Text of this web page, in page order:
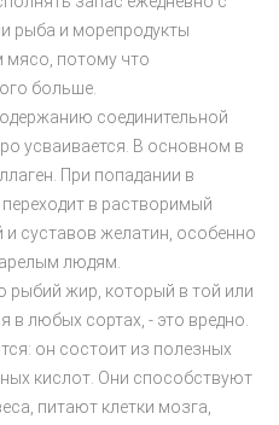
рыба и морепродукты
мясо, потому что
больше.
соединительной
усваивается. В основном в
При попадании в
в растворимый
и суставов желатин, особенно
людям.
рыбий жир, который в той или
в любых сортах, - это вредно.
он состоит из полезных
кислот. Они способствуют
питают клетки мозга,